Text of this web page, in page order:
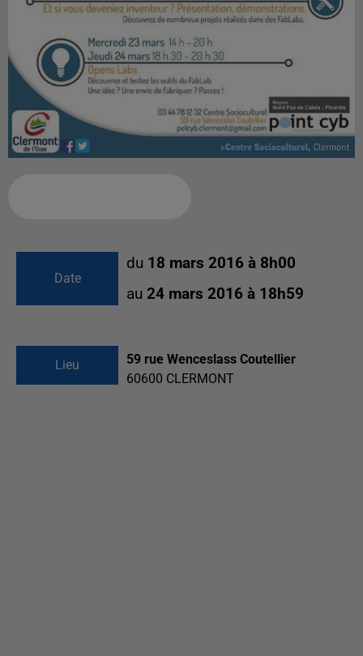
Date
du 18 mars 2016 à 8h00
au 24 mars 2016 à 18h59
Lieu
59 rue Wenceslass Coutellier
60600 CLERMONT